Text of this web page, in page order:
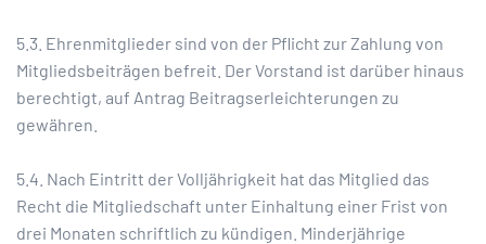
5.3. Ehrenmitglieder sind von der Pflicht zur Zahlung von
Mitgliedsbeiträgen befreit. Der Vorstand ist darüber hinaus
berechtigt, auf Antrag Beitragserleichterungen zu
gewähren.
5.4. Nach Eintritt der Volljährigkeit hat das Mitglied das
Recht die Mitgliedschaft unter Einhaltung einer Frist von
drei Monaten schriftlich zu kündigen. Minderjährige